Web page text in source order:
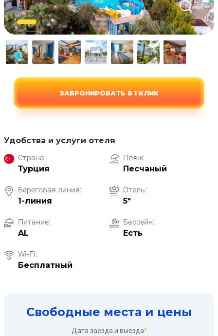
ЗАБРОНИРОВАТЬ В 1 КЛИК
Удобства и услуги отеля
Страна:
Турция
Пляж:
Песчаный
Береговая линия:
1-линия
Отель:
5*
Питание:
AL
Бассейн:
Есть
Wi-Fi:
Бесплатный
Свободные места и цены
Дата заезда и выезда*